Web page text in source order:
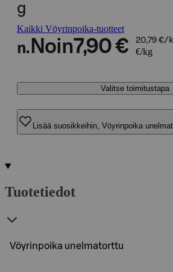
g
Kaikki Vöyrinpoika-tuotteet
n. Noin7,90 € 20,79 €/
€/kg
Valitse toimitustapa
Lisää suosikkeihin, Vöyrinpoika
Tuotetiedot
Vöyrinpoika unelmatorttu